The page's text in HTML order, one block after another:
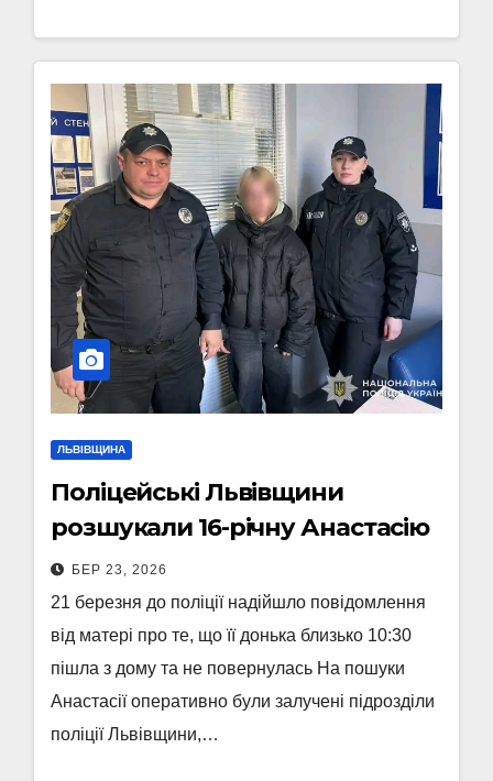
ЛЬВІВЩИНА
Поліцейські Львівщини
розшукали 16-річну Анастасію
БЕР 23, 2026
21 березня до поліції надійшло повідомлення
від матері про те, що її донька близько 10:30
пішла з дому та не повернулась На пошуки
Анастасії оперативно були залучені підрозділи
поліції Львівщини,…